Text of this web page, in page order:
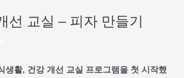
선 교실 – 피자 만들기
생활, 건강 개선 교실 프로그램을 첫 시작했